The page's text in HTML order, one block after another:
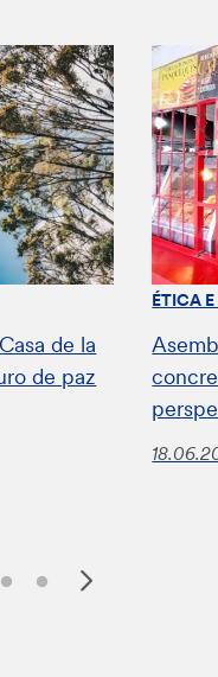
de la
de paz
ÉTICA